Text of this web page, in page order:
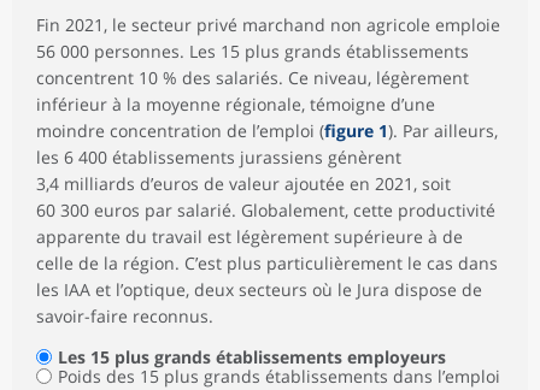
Fin 2021, le secteur privé marchand non agricole emploie
56 000 personnes. Les 15 plus grands établissements
concentrent 10 % des salariés. Ce niveau, légèrement
inférieur à la moyenne régionale, témoigne d’une
moindre concentration de l’emploi (figure 1). Par ailleurs,
les 6 400 établissements jurassiens génèrent
3,4 milliards d’euros de valeur ajoutée en 2021, soit
60 300 euros par salarié. Globalement, cette productivité
apparente du travail est légèrement supérieure à de
celle de la région. C’est plus particulièrement le cas dans
les IAA et l’optique, deux secteurs où le Jura dispose de
savoir-faire reconnus.
Les 15 plus grands établissements employeurs
Poids des 15 plus grands établissements dans l’emploi